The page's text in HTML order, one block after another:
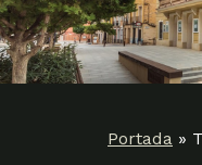
Portada »